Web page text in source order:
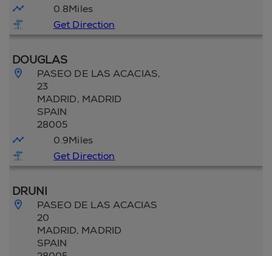
0.8Miles
Get Direction
DOUGLAS
PASEO DE LAS ACACIAS,
23
MADRID, MADRID
SPAIN
28005
0.9Miles
Get Direction
DRUNI
PASEO DE LAS ACACIAS
20
MADRID, MADRID
SPAIN